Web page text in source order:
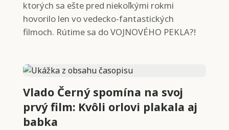
ktorých sa ešte pred niekoľkými rokmi
hovorilo len vo vedecko-fantastických
filmoch. Rútime sa do VOJNOVÉHO PEKLA?!
Vlado Černý spomína na svoj
prvý film: Kvôli orlovi plakala aj
babka